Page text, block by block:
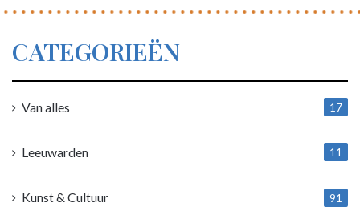
CATEGORIEËN
Van alles
17
Leeuwarden
11
Kunst & Cultuur 91